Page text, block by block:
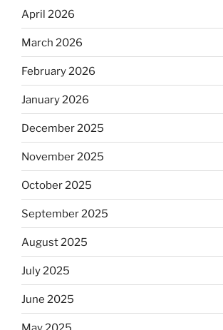
April 2026
March 2026
February 2026
January 2026
December 2025
November 2025
October 2025
September 2025
August 2025
July 2025
June 2025